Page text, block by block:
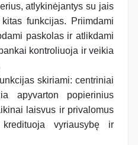
atlykinėjantys su jais
funkcijas. Priimdami
paskolas ir atlikdami
kontroliuoja ir veikia
skiriami: centriniai
apyvarton popierinius
laisvus ir privalomus
vyriausybę ir